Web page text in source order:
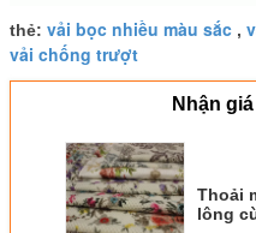
thẻ: vải bọc nhiều màu sắc ,
vải chống trượt
Nhận
Thoải
lông